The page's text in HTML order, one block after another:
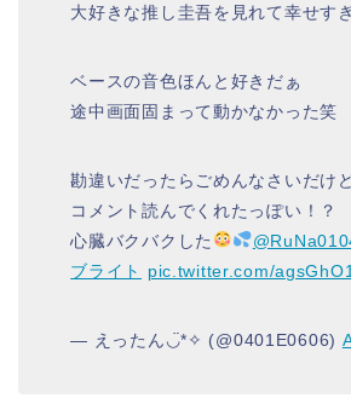
大好きな推し圭吾を見れて幸せす
ベースの音色ほんと好きだぁ
途中画面固まって動かなかった笑
勘違いだったらごめんなさいだけ
コメント読んでくれたっぽい！？
心臓バクバクした
ブライト
pic.twitter.com/
— えったん◡̈*✧ (@0401E0606)